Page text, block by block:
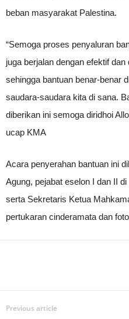
beban masyarakat Palestina.
“Semoga proses penyaluran
juga berjalan dengan efektif
sehingga bantuan benar-benar
saudara-saudara kita di sana.
diberikan ini semoga diridhoi
ucap KMA
Acara penyerahan bantuan ini
Agung, pejabat eselon I dan II
serta Sekretaris Ketua
pertukaran cinderamata dan
Previous article